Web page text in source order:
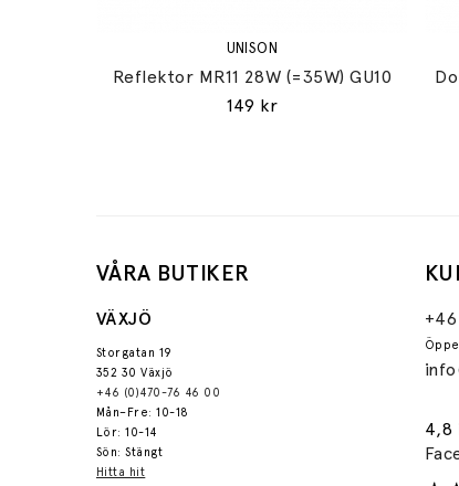
UNISON
Reflektor MR11 28W (=35W) GU10
149 kr
VÅRA BUTIKER
VÄXJÖ
Storgatan 19
352 30 Växjö
+46 (0)470-76 46 00
Mån–Fre: 10-18
Lör: 10-14
Sön: Stängt
Hitta hit
4,8